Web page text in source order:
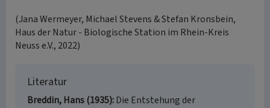
(Jana Wermeyer, Michael Stevens & Stefan Kronsbein,
Haus der Natur - Biologische Station im Rhein-Kreis
Neuss e.V., 2022)
Literatur
Breddin, Hans (1935) Die Entstehung der